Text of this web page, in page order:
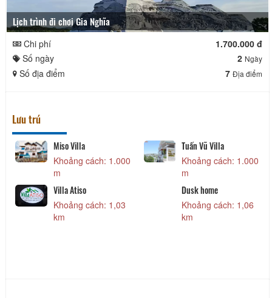
Lịch trình đi chơi Gia Nghĩa
Chi phí
1.700.000 đ
Số ngày
2 Ngày
Số địa điểm 7 Địa điểm
Lưu trú
Miso Villa
Khoảng cách: 1.000
m
Tuấn Vũ Villa
Khoảng cách: 1.000
m
Villa Atiso
Khoảng cách: 1,03
km
Dusk home
Khoảng cách: 1,06
km